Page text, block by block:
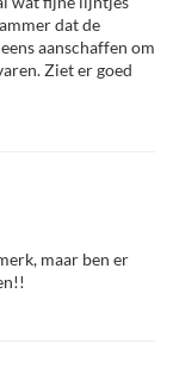
dat de
aanschaffen om
Ziet er goed
maar ben er